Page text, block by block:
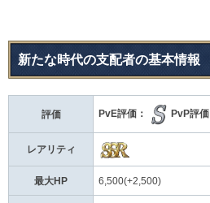
新たな時代の支配者の基本情報
評価 PvE評価： PvP評価
レアリティ
最大HP 6,500(+2,500)